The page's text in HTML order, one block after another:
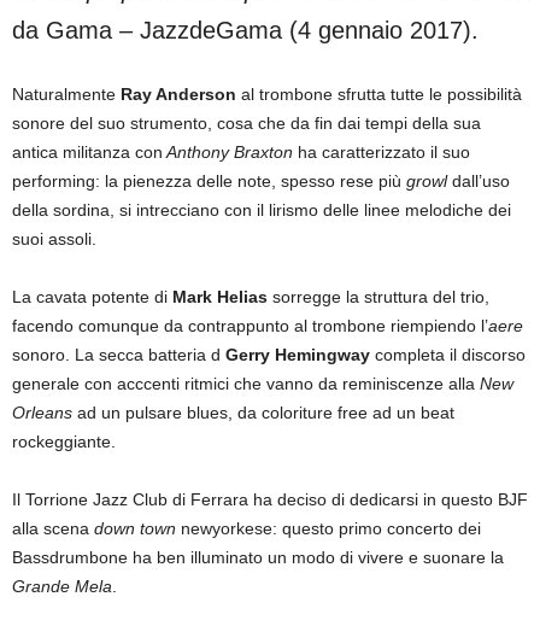
da Gama – JazzdeGama (4 gennaio 2017).
Naturalmente Ray Anderson al trombone sfrutta tutte le possibilità
sonore del suo strumento, cosa che da fin dai tempi della sua
antica militanza con Anthony Braxton ha caratterizzato il suo
performing: la pienezza delle note, spesso rese più growldall’uso
della sordina, si intrecciano con il lirismo delle linee melodiche dei
suoi assoli.
La cavata potente di Mark Helias sorregge la struttura del trio,
facendo comunque da contrappunto al trombone riempiendo l’aere
sonoro. La secca batteria d Gerry Hemingway completa il discorso
generale con acccenti ritmici che vanno da reminiscenze alla New
Orleans ad un pulsare blues, da coloriture free ad un beat
rockeggiante.
Il Torrione Jazz Club di Ferrara ha deciso di dedicarsi in questo BJF
alla scena down town newyorkese: questo primo concerto dei
Bassdrumbone ha ben illuminato un modo di vivere e suonare la
Grande Mela